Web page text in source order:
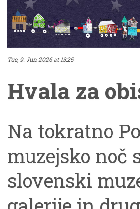
Tue, 9. Jun 2026 at 13:25
Hvala za
Na tokratno
muzejsko noč
slovenski